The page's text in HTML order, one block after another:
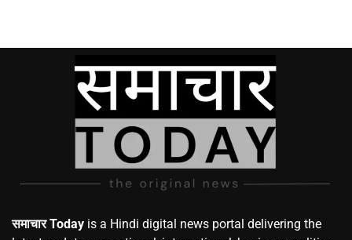
समाचार Today is a Hindi digital news portal delivering the